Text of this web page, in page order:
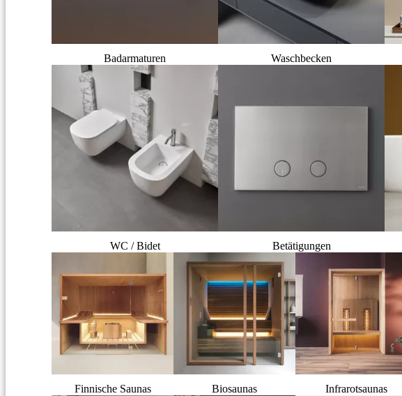
Badarmaturen Waschbecken
WC / Bidet Betätigungen
Finnische Saunas Biosaunas Infrarotsaunas